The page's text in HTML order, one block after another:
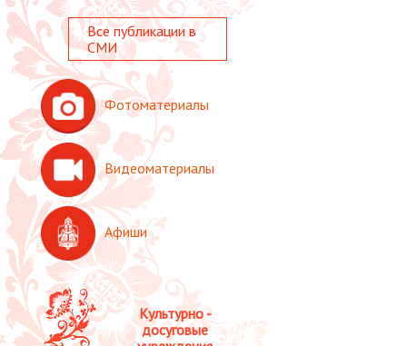
Культурно -
досуговые
Все публикации в
СМИ
Фотоматериалы
Видеоматериалы
Афиши